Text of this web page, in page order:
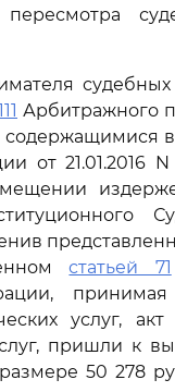
судебных
Арбитражного
от 21.01.2016
статьей 71
услуг, акт
пришли к
50 278